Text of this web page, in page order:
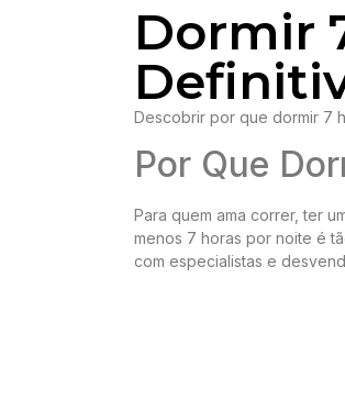
Dormir
Descobrir por que dormir 7
Por Que
Para quem ama correr, ter
menos 7 horas por noite é
com especialistas e